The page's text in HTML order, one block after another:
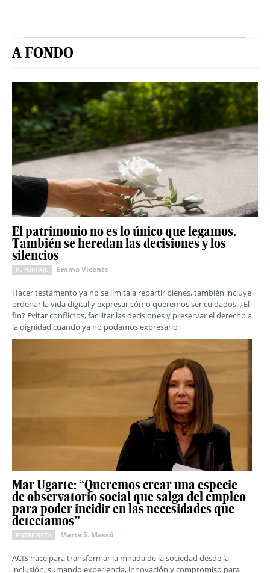
A FONDO
El patrimonio no es lo único que legamos.
También se heredan las decisiones y los
silencios
REPORTAJE Emma Vicente
Hacer testamento ya no se limita a repartir bienes, también incluye
ordenar la vida digital y expresar cómo queremos ser cuidados. ¿El
fin? Evitar conflictos, facilitar las decisiones y preservar el derecho a
la dignidad cuando ya no podamos expresarlo
Mar Ugarte: “Queremos crear una especie
de observatorio social que salga del empleo
para poder incidir en las necesidades que
detectamos”
ENTREVISTA Marta S. Massó
ACIS nace para transformar la mirada de la sociedad desde la
inclusión, sumando experiencia, innovación y compromiso para